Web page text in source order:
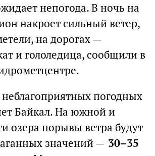
непогода. В ночь на
накроет сильный ветер,
на дорогах —
и гололедица, сообщили в
погодных
Байкал. На южной и
озера порывы ветра будут
значений — 30–35